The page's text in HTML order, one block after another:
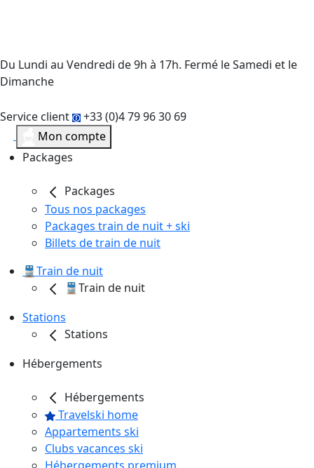
Du Lundi au Vendredi de 9h à 17h. Fermé le Samedi et le
Dimanche
Service client
+33 (0)4 79 96 30 69
Mon compte
Packages
Packages
Tous nos packages
Packages train de nuit + ski
Billets de train de nuit
🚆Train de nuit
🚆Train de nuit
Stations
Stations
Hébergements
Hébergements
Travelski home
Appartements ski
Clubs vacances ski